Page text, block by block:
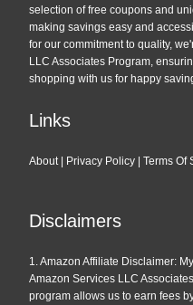
selection of free coupons and
making savings easy and
for our commitment to quality,
LLC Associates Program,
shopping with us for happy
Links
About | Privacy Policy |Terms Of
Disclaimers
1. Amazon Affiliate Disclaimer:
Amazon Services LLC
program allows us to earn fees